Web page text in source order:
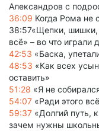
Александров с
36:09 Когда Рома не
38:57«Щепки, шишки,
всё» – во что играли
42:53 «Баска,
48:53 «Как всех
оставить»
51:28 «Я не
54:07 «Ради этого
59:37 «Долгий путь,
зачем нужны